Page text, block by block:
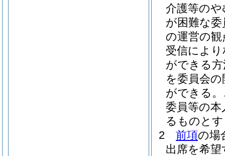
介護等の
が困難な
の運営の
受信によ
ができる
を委員会
ができる。
委員等の本
るものと
2
前項の場
出席を希